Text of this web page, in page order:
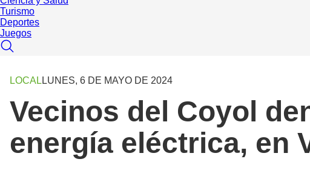
Turismo
Deportes
Juegos
LOCAL LUNES, 6 DE MAYO DE 2024
Vecinos del Coyol
energía eléctrica, en